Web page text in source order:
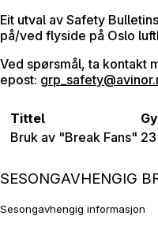
Eit utval av Safety
på/ved flyside på Oslo
Ved spørsmål, ta kontakt
epost:
Tittel
Bruk av "Break Fans"
SESONGAVHENGIG
Sesongavhengig informasjon